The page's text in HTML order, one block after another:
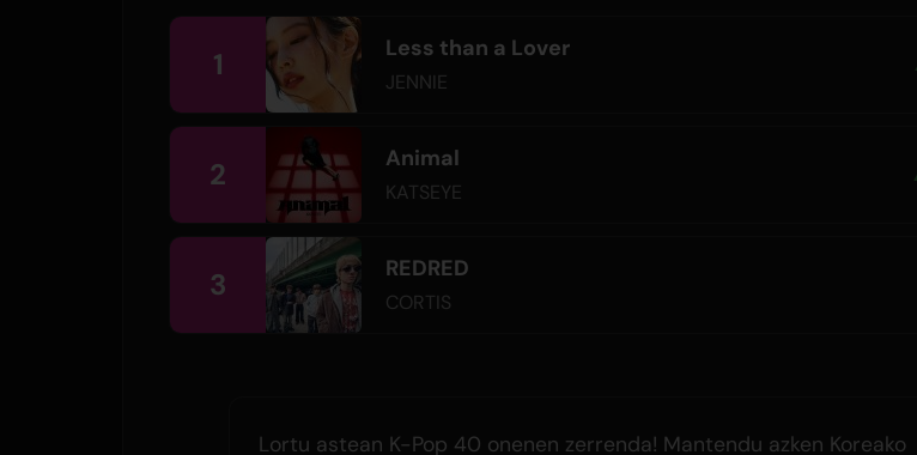
1 Less than a Lover
JENNIE
2 Animal
KATSEYE
3 REDRED
CORTIS
Lortu astean K-Pop 40 onenen zerrenda! Mantendu azken Koreako